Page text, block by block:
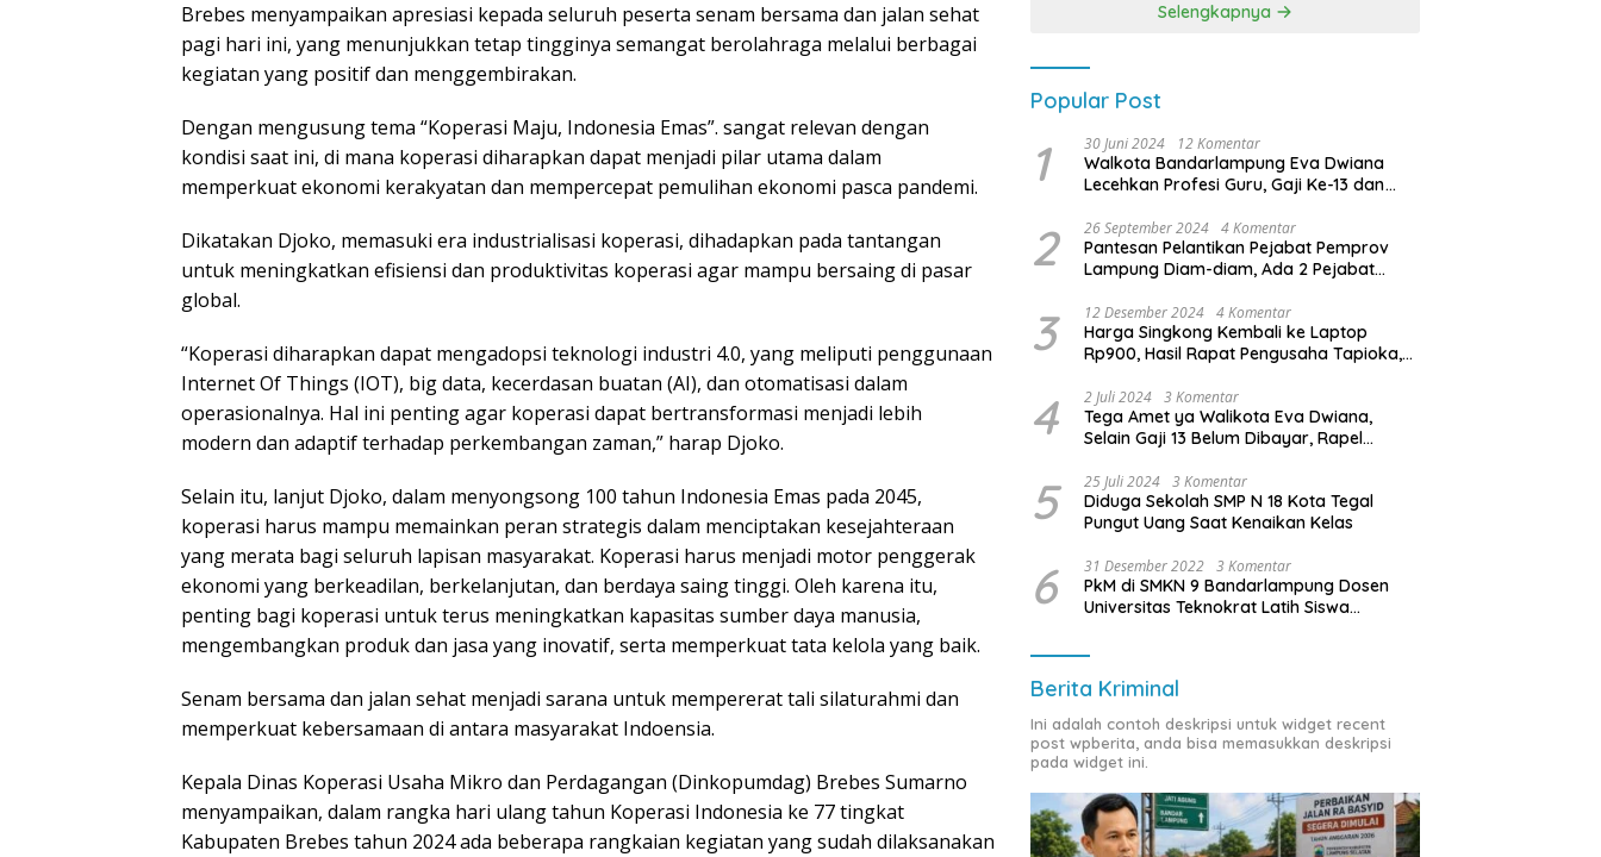
Brebes menyampaikan apresiasi kepada seluruh peserta senam bersama dan jalan sehat
pagi hari ini, yang menunjukkan tetap tingginya semangat berolahraga melalui berbagai
kegiatan yang positif dan menggembirakan.
Dengan mengusung tema “Koperasi Maju, Indonesia Emas”. sangat relevan dengan
kondisi saat ini, di mana koperasi diharapkan dapat menjadi pilar utama dalam
memperkuat ekonomi kerakyatan dan mempercepat pemulihan ekonomi pasca pandemi.
Dikatakan Djoko, memasuki era industrialisasi koperasi, dihadapkan pada tantangan
untuk meningkatkan efisiensi dan produktivitas koperasi agar mampu bersaing di pasar
global.
“Koperasi diharapkan dapat mengadopsi teknologi industri 4.0, yang meliputi penggunaan
Internet Of Things (IOT), big data, kecerdasan buatan (AI), dan otomatisasi dalam
operasionalnya. Hal ini penting agar koperasi dapat bertransformasi menjadi lebih
modern dan adaptif terhadap perkembangan zaman,” harap Djoko.
Selain itu, lanjut Djoko, dalam menyongsong 100 tahun Indonesia Emas pada 2045,
koperasi harus mampu memainkan peran strategis dalam menciptakan kesejahteraan
yang merata bagi seluruh lapisan masyarakat. Koperasi harus menjadi motor penggerak
ekonomi yang berkeadilan, berkelanjutan, dan berdaya saing tinggi. Oleh karena itu,
penting bagi koperasi untuk terus meningkatkan kapasitas sumber daya manusia,
mengembangkan produk dan jasa yang inovatif, serta memperkuat tata kelola yang baik.
Senam bersama dan jalan sehat menjadi sarana untuk mempererat tali silaturahmi dan
memperkuat kebersamaan di antara masyarakat Indoensia.
Kepala Dinas Koperasi Usaha Mikro dan Perdagangan (Dinkopumdag) Brebes Sumarno
menyampaikan, dalam rangka hari ulang tahun Koperasi Indonesia ke 77 tingkat
Kabupaten Brebes tahun 2024 ada beberapa rangkaian kegiatan yang sudah dilaksanakan
Kebangsaan
Selengkapnya
Popular Post
1 30 Juni 2024 12 Komentar
Walkota Bandarlampung Eva Dwiana
Lecehkan Profesi Guru, Gaji Ke-13 dan
2 26 September 2024 4 Komentar
Pantesan Pelantikan Pejabat Pemprov
Lampung Diam-diam, Ada 2 Pejabat
3 12 Desember 2024 4 Komentar
Harga Singkong Kembali ke Laptop
Rp900, Hasil Rapat Pengusaha Tapioka,
Lampung
4 2 Juli 2024 3 Komentar
Tega Amet ya Walikota Eva Dwiana,
Selain Gaji 13 Belum Dibayar, Rapel
Dibayar
5 25 Juli 2024 3 Komentar
Diduga Sekolah SMP N 18 Kota Tegal
Pungut Uang Saat Kenaikan Kelas
6 31 Desember 2022 3 Komentar
PkM di SMKN 9 Bandarlampung Dosen
Universitas Teknokrat Latih Siswa
Berita Kriminal
Ini adalah contoh deskripsi untuk widget recent
post wpberita, anda bisa memasukkan deskripsi
pada widget ini.